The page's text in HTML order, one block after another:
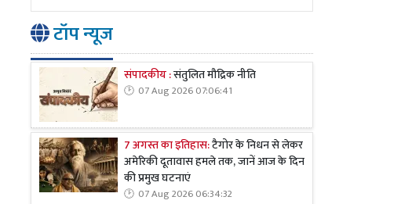
टॉप न्यूज
संपादकीय :संतुलित मौद्रिक नीति
07 Aug 2026 07:06:41
7 अगस्त का इतिहास:टैगोर के निधन से लेकर
अमेरिकी दूतावास हमले तक, जानें आज के दिन
की प्रमुख घटनाएं
07 Aug 2026 06:34:32